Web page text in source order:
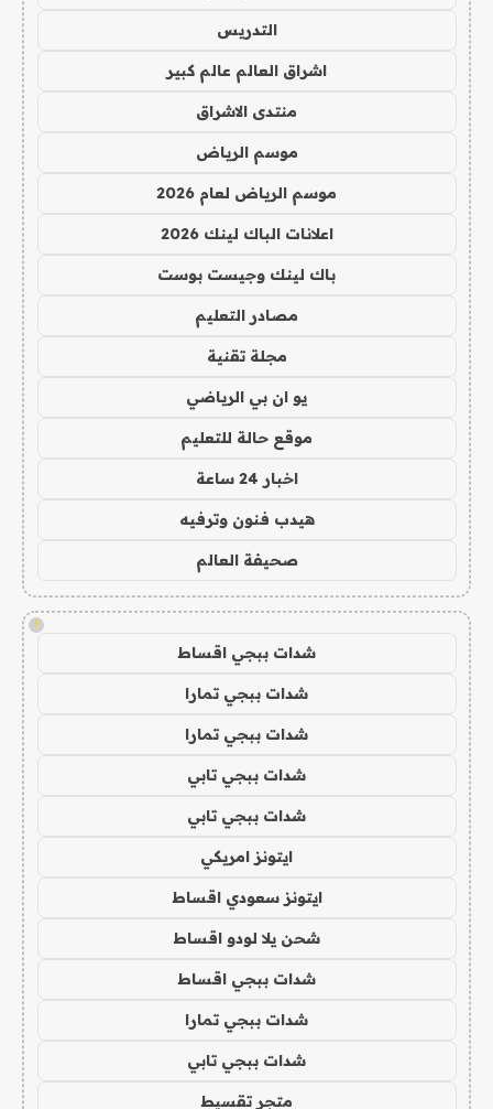
التدريس
اشراق العالم عالم كبير
منتدى الاشراق
موسم الرياض
موسم الرياض لعام 2026
اعلانات الباك لينك 2026
باك لينك وجيست بوست
مصادر التعليم
مجلة تقنية
يو ان بي الرياضي
موقع حالة للتعليم
اخبار 24 ساعة
هيدب فنون وترفيه
صحيفة العالم
!
شدات ببجي اقساط
شدات ببجي تمارا
شدات ببجي تمارا
شدات ببجي تابي
شدات ببجي تابي
ايتونز امريكي
ايتونز سعودي اقساط
شحن يلا لودو اقساط
شدات ببجي اقساط
شدات ببجي تمارا
شدات ببجي تابي
متجر تقسيط